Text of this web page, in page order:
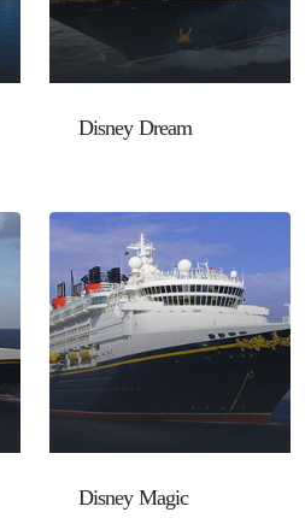
Disney Dream
Disney Magic